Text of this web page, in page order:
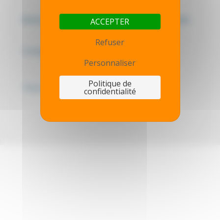
Mentions légales - Politique de confidentialité
ACCEPTER
Refuser
Personnaliser
Politique de
confidentialité